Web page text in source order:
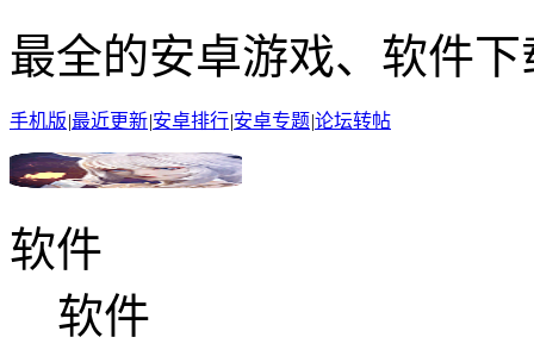
最全的安卓游戏、软件下
手机版|最近更新|安卓排行|安卓专题|论坛转帖
软件
软件